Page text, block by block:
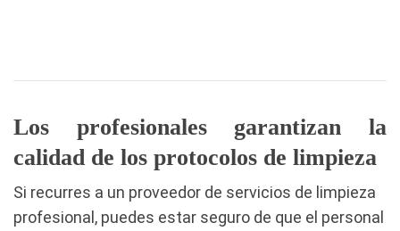
Los profesionales garantizan la
calidad de los protocolos de limpieza
Si recurres a un proveedor de servicios de limpieza
profesional, puedes estar seguro de que el personal